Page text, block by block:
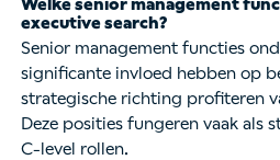
Welke senior management
executive search?
Senior management functies
significante invloed hebben op
strategische richting profiteren
Deze posities fungeren vaak als
C-level rollen.